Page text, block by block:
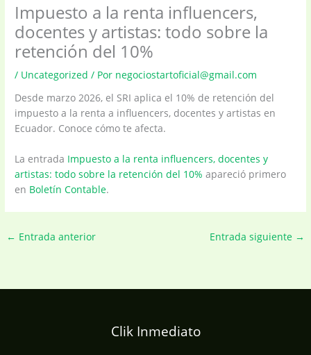
Impuesto a la renta influencers,
docentes y artistas: todo sobre la
retención del 10%
/ Uncategorized / Por negociostartoficial@gmail.com
Desde marzo 2026, el SRI aplica el 10% de retención del
impuesto a la renta a influencers, docentes y artistas en
Ecuador. Conoce cómo te afecta.
La entrada Impuesto a la renta influencers, docentes y
artistas: todo sobre la retención del 10% apareció primero
en Boletín Contable.
← Entrada anterior Entrada siguiente →
Clik Inmediato